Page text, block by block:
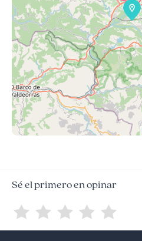
Sé el primero en opinar